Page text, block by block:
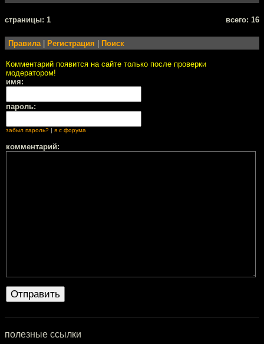
cтраницы: 1 всего: 16
Правила Регистрация Поиск
Комментарий появится на сайте только после проверки
модератором!
имя:
пароль:
забыл пароль? | я с форума
комментарий:
полезные ссылки